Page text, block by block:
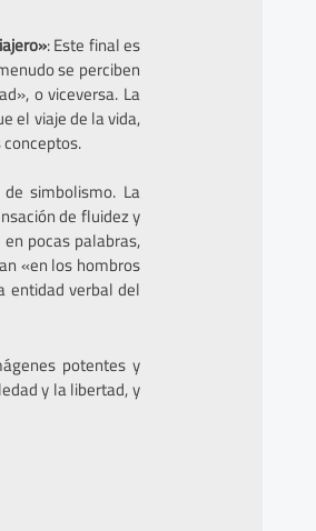
: Este final es
se perciben
o viceversa. La
el viaje de la vida,
simbolismo. La
de fluidez y
pocas palabras,
«en los hombros
entidad verbal del
potentes y
y la libertad, y